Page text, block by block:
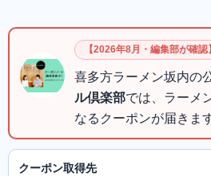
【2026年8月・編集部が確認】
喜多方ラーメン坂内の
ル倶楽部では、ラーメ
なるクーポンが届きま
クーポン取得先